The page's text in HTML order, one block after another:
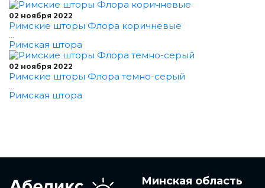
02 ноября 2022
Римские шторы Флора коричневые
...
Римская штора
02 ноября 2022
Римские шторы Флора темно-серый
...
Римская штора
Минская область